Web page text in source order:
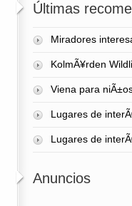
Últimas
Miradores
KolmÃ¥rden
Viena para
Lugares de
Lugares de
Anuncios